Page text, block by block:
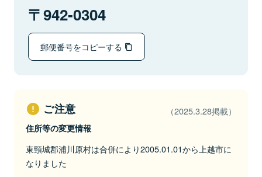
942-0304
郵便番号をコピーする
ご注意 （2025.3.28掲載）
住所等の変更情報
東頸城郡浦川原村は合併により2005.01.01から上越市に
なりました